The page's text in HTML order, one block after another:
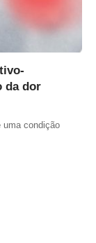
da dor
uma condição